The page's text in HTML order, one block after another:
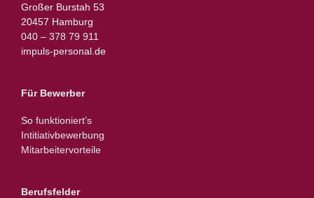
Großer Burstah 53
20457 Hamburg
040 – 378 79 911
impuls-personal.de
Für Bewerber
So funktioniert’s
Intitiativbewerbung
Mitarbeitervorteile
Berufsfelder